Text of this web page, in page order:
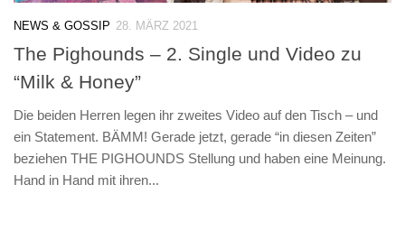
NEWS & GOSSIP 28. MÄRZ 2021
The Pighounds – 2. Single und Video zu
“Milk & Honey”
Die beiden Herren legen ihr zweites Video auf den Tisch – und
ein Statement. BÄMM! Gerade jetzt, gerade “in diesen Zeiten”
beziehen THE PIGHOUNDS Stellung und haben eine Meinung.
Hand in Hand mit ihren...